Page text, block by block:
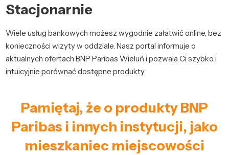
Stacjonarnie
Wiele usług bankowych możesz wygodnie załatwić online, bez
konieczności wizyty w oddziale. Nasz portal informuje o
aktualnych ofertach BNP Paribas Wieluń i pozwala Ci szybko i
intuicyjnie porównać dostępne produkty.
Pamiętaj, że o produkty BNP
Paribas i innych instytucji, jako
mieszkaniec miejscowości